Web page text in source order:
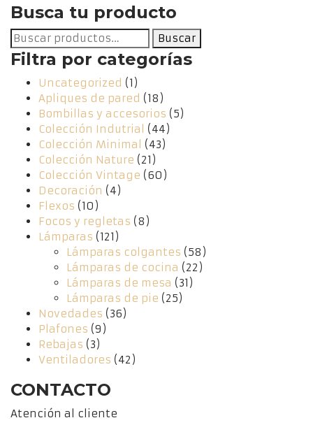
Busca tu producto
Buscar
por:
Buscar
Filtra por categorías
Uncategorized (1)
Apliques de pared (18)
Bombillas y accesorios (5)
Colección Indutrial (44)
Colección Minimal (43)
Colección Nature (21)
Colección Vintage (60)
Decoración (4)
Flexos (10)
Focos y regletas (8)
Lámparas (121)
Lámparas colgantes (58)
Lámparas de cocina (22)
Lámparas de mesa (31)
Lámparas de pie (25)
Novedades (36)
Plafones (9)
Rebajas (3)
Ventiladores (42)
CONTACTO
Atención al cliente